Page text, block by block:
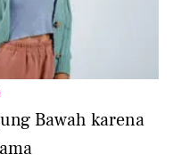
Bawah karena